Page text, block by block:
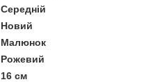
Середній
Новий
Малюнок
Рожевий
16 см